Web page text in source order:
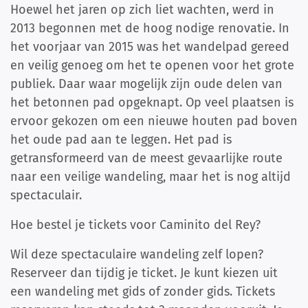
Hoewel het jaren op zich liet wachten, werd in
2013 begonnen met de hoog nodige renovatie. In
het voorjaar van 2015 was het wandelpad gereed
en veilig genoeg om het te openen voor het grote
publiek. Daar waar mogelijk zijn oude delen van
het betonnen pad opgeknapt. Op veel plaatsen is
ervoor gekozen om een nieuwe houten pad boven
het oude pad aan te leggen. Het pad is
getransformeerd van de meest gevaarlijke route
naar een veilige wandeling, maar het is nog altijd
spectaculair.
Hoe bestel je tickets voor Caminito del Rey?
Wil deze spectaculaire wandeling zelf lopen?
Reserveer dan tijdig je ticket. Je kunt kiezen uit
een wandeling met gids of zonder gids. Tickets